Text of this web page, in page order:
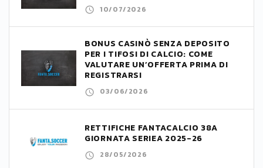
10/07/2026
BONUS CASINÒ SENZA DEPOSITO
PER I TIFOSI DI CALCIO: COME
VALUTARE UN’OFFERTA PRIMA DI
REGISTRARSI
03/06/2026
RETTIFICHE FANTACALCIO 38A
GIORNATA SERIEA 2025-26
28/05/2026